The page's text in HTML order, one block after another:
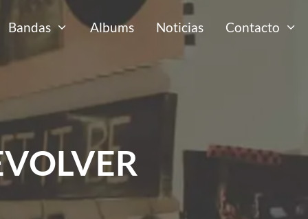
Bandas Albums Noticias Contacto